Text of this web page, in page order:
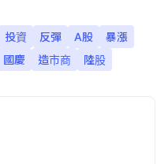
投資 反彈 A股
暴漲
國慶 造市商 陸股